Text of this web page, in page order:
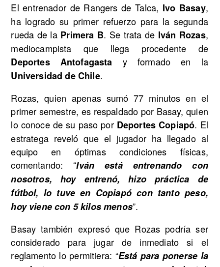
El entrenador de Rangers de Talca, Ivo Basay,
ha logrado su primer refuerzo para la segunda
rueda de la Primera B. Se trata de Iván Rozas,
mediocampista que llega procedente de
Deportes Antofagasta y formado en la
Universidad de Chile.
Rozas, quien apenas sumó 77 minutos en el
primer semestre, es respaldado por Basay, quien
lo conoce de su paso por Deportes Copiapó. El
estratega reveló que el jugador ha llegado al
equipo en óptimas condiciones físicas,
comentando: “Iván está entrenando con
nosotros, hoy entrenó, hizo práctica de
fútbol, lo tuve en Copiapó con tanto peso,
hoy viene con 5 kilos menos”.
Basay también expresó que Rozas podría ser
considerado para jugar de inmediato si el
reglamento lo permitiera: “Está para ponerse la